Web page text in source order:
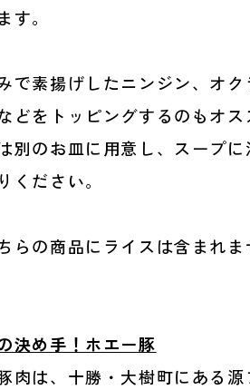
す。
で素揚げしたニンジン、オ
どをトッピングするのもオス
別のお皿に用意し、スープ
ください。
らの商品にライスは含まれま
決め手！ホエー豚
肉は、十勝・大樹町にある